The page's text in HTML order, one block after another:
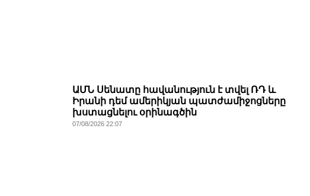
ԱՄՆ Սենատը հավանություն է տվել ՌԴ և
Իրանի դեմ ամերիկյան պատժամիջոցները
խստացնելու օրինագծին
07/08/2026 22:07